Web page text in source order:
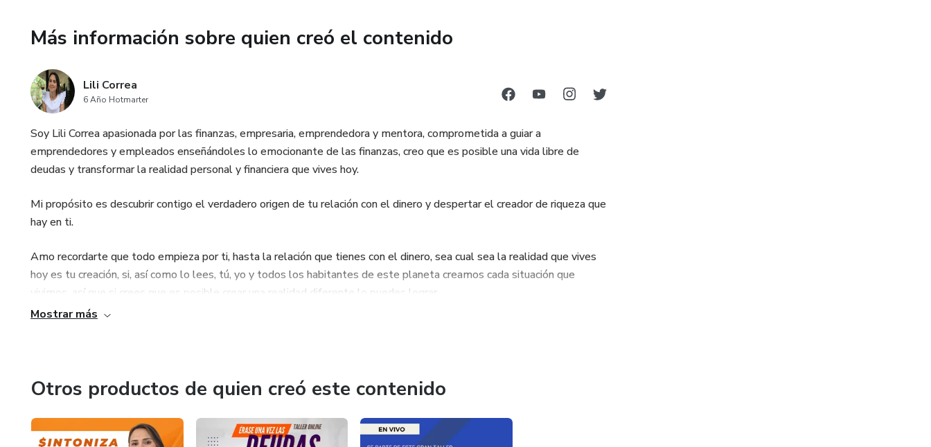
Más información sobre quien creó el contenido
Lili Correa
6 Año Hotmarter
Soy Lili Correa apasionada por las finanzas, empresaria, emprendedora y mentora, comprometida a guiar a
emprendedores y empleados enseñándoles lo emocionante de las finanzas, creo que es posible una vida libre de
deudas y transformar la realidad personal y financiera que vives hoy.
Mi propósito es descubrir contigo el verdadero origen de tu relación con el dinero y despertar el creador de riqueza que
hay en ti.
Amo recordarte que todo empieza por ti, hasta la relación que tienes con el dinero, sea cual sea la realidad que vives
hoy es tu creación, si, así como lo lees, tú, yo y todos los habitantes de este planeta creamos cada situación que
vivimos, así que si crees que es posible crear una realidad diferente lo puedes lograr.
Hoy puedo decirte que elegir lo mejor para nosotros siempre valdrá la pena.
Cosas sobre mí:
Mostrar más
Otros productos de quien creó este contenido